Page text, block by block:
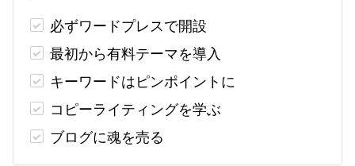
必ずワードプレスで開設
最初から有料テーマを導入
キーワードはピンポイントに
コピーライティングを学ぶ
ブログに魂を売る